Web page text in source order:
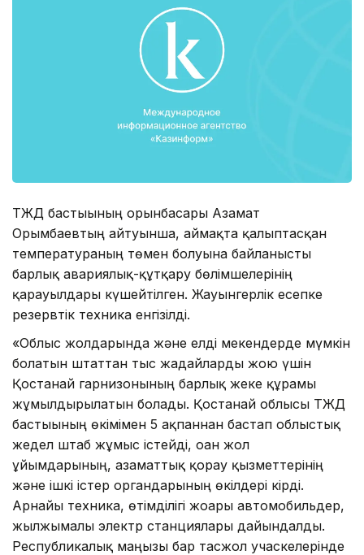
ТЖД бастығының орынбасары Азамат
Орымбаевтың айтуынша, аймақта қалыптасқан
температураның төмен болуына байланысты
барлық авариялық-құтқару бөлімшелерінің
қарауылдары күшейтілген. Жауынгерлік есепке
резервтік техника енгізілді.
«Облыс жолдарында және елді мекендерде мүмкін
болатын штаттан тыс жағдайларды жою үшін
Қостанай гарнизонының барлық жеке құрамы
жұмылдырылатын болады. Қостанай облысы ТЖД
бастығының өкімімен 5 ақпаннан бастап облыстық
жедел штаб жұмыс істейді, оған жол
ұйымдарының, азаматтық қорғау қызметтерінің
және ішкі істер органдарының өкілдері кірді.
Арнайы техника, өтімділігі жоғары автомобильдер,
жылжымалы электр станциялары дайындалды.
Республикалық маңызы бар тасжол учаскелерінде